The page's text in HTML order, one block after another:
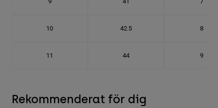
10 42.5 8
11 44 9
Rekommenderat för dig